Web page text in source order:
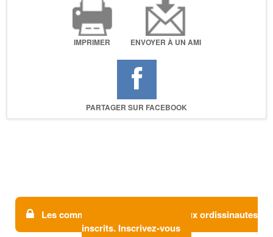
IMPRIMER ENVOYER À UN AMI
PARTAGER SUR FACEBOOK
Les commentaires sont réservés aux ordissinautes
inscrits. Inscrivez-vous